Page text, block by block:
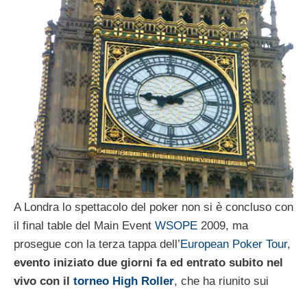
A Londra lo spettacolo del poker non si è concluso con
il final table del Main Event WSOPE 2009, ma
prosegue con la terza tappa dell’European Poker Tour,
evento iniziato due giorni fa ed entrato subito nel
vivo con il torneo High Roller, che ha riunito sui